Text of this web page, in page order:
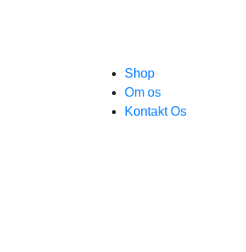
Shop
Om os
Kontakt Os